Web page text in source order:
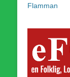
Flamman